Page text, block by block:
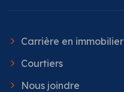
Carrière en immobilier
Courtiers
Nous joindre